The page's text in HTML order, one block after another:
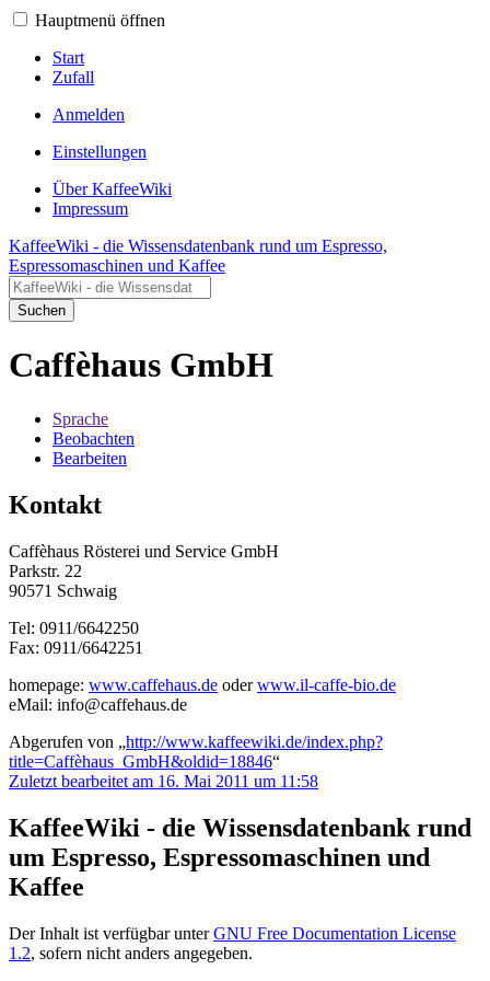
Hauptmenü öffnen
Start
Zufall
Anmelden
Einstellungen
Über KaffeeWiki
Impressum
KaffeeWiki - die Wissensdatenbank rund um Espresso,
Espressomaschinen und Kaffee
Suchen
Caffèhaus GmbH
Sprache
Beobachten
Bearbeiten
Kontakt
Caffèhaus Rösterei und Service GmbH
Parkstr. 22
90571 Schwaig
Tel: 0911/6642250
Fax: 0911/6642251
homepage: www.caffehaus.de oderwww.il-caffe-bio.de
eMail: info@caffehaus.de
Abgerufen von „http://www.kaffeewiki.de/index.php?
title=Caffèhaus_GmbH&oldid=18846“
Zuletzt bearbeitet am 16. Mai 2011 um 11:58
KaffeeWiki - die Wissensdatenbank rund
um Espresso, Espressomaschinen und
Kaffee
Der Inhalt ist verfügbar unterGNU Free Documentation License
1.2, sofern nicht anders angegeben.